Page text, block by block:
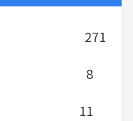
271
8
11